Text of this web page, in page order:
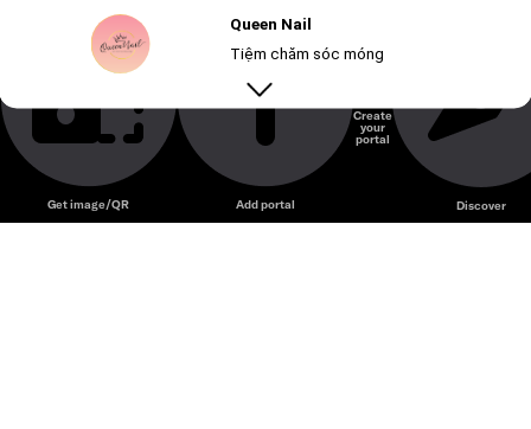
Queen Nail
Tiệm chăm sóc móng
Unmute
Get image/QR Add portal
Create
your
portal
Discover